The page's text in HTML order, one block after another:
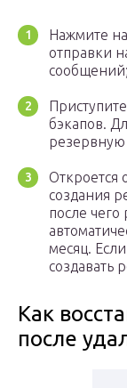
Нажмите
отправки
сообщений;
бэкапов.
Откроется
создания
после чего
месяц.
создавать
Как
после